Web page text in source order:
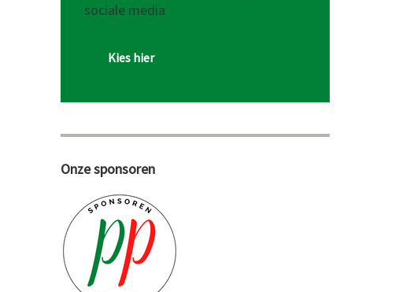
sociale media
Kies hier
Onze sponsoren